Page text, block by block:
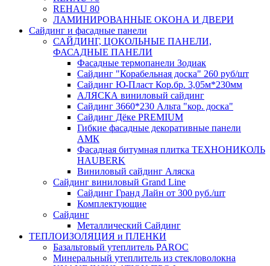
REHAU 80
ЛАМИНИРОВАННЫЕ ОКОНА И ДВЕРИ
Сайдинг и фасадные панели
САЙДИНГ, ЦОКОЛЬНЫЕ ПАНЕЛИ,
ФАСАДНЫЕ ПАНЕЛИ
Фасадные термопанели Зодиак
Сайдинг "Корабельная доска" 260 руб/шт
Сайдинг Ю-Пласт Кор.бр. 3,05м*230мм
АЛЯСКА виниловый сайдинг
Сайдинг 3660*230 Альта "кор. доска"
Сайдинг Дёке PREMIUM
Гибкие фасадные декоративные панели
АМК
Фасадная битумная плитка ТЕХНОНИКОЛЬ
HAUBERK
Виниловый сайдинг Аляска
Сайдинг виниловый Grand Line
Сайдинг Гранд Лайн от 300 руб./шт
Комплектующие
Сайдинг
Металлический Сайдинг
ТЕПЛОИЗОЛЯЦИЯ и ПЛЕНКИ
Базальтовый утеплитель PAROC
Минеральный утеплитель из стекловолокна